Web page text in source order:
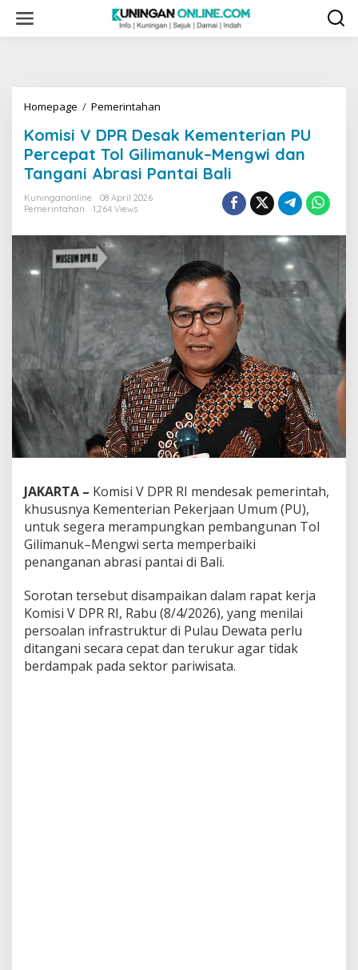
content
Homepage / Pemerintahan
DPR
Desak
Kementerian
PU
Mengwi
Tangani
Abrasi
Pantai
Bali
Komisi V DPR Desak Kementerian PU
Percepat Tol Gilimanuk–Mengwi dan
Tangani Abrasi Pantai Bali
Kuninganonline
08 April 2026
Pemerintahan
1,264 Views
JAKARTA – Komisi V DPR RI mendesak pemerintah,
khususnya Kementerian Pekerjaan Umum (PU),
untuk segera merampungkan pembangunan Tol
Gilimanuk–Mengwi serta memperbaiki
penanganan abrasi pantai di Bali.
Sorotan tersebut disampaikan dalam rapat kerja
Komisi V DPR RI, Rabu (8/4/2026), yang menilai
persoalan infrastruktur di Pulau Dewata perlu
ditangani secara cepat dan terukur agar tidak
berdampak pada sektor pariwisata.